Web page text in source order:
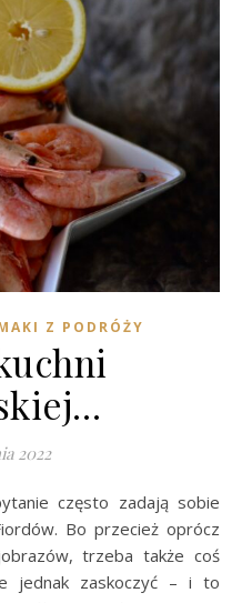
Z PODRÓŻY
2022
Bo przecież oprócz
trzeba także coś
jednak zaskoczyć – i to